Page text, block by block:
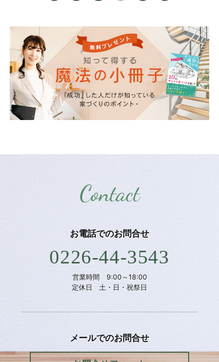
Contact
お電話でのお問合せ
0226-44-3543
営業時間 9:00～18:00
定休日 土・日・祝祭日
メールでのお問合せ